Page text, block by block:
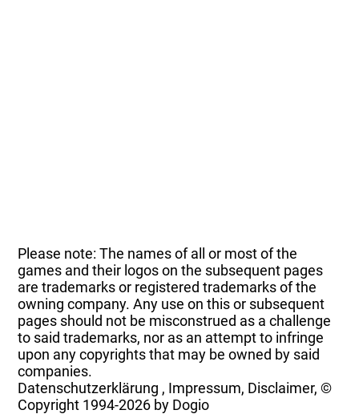
Please note: The names of all or most of the
games and their logos on the subsequent pages
are trademarks or registered trademarks of the
owning company. Any use on this or subsequent
pages should not be misconstrued as a challenge
to said trademarks, nor as an attempt to infringe
upon any copyrights that may be owned by said
companies.
Datenschutzerklärung , Impressum, Disclaimer, ©
Copyright 1994-2026 by Dogio